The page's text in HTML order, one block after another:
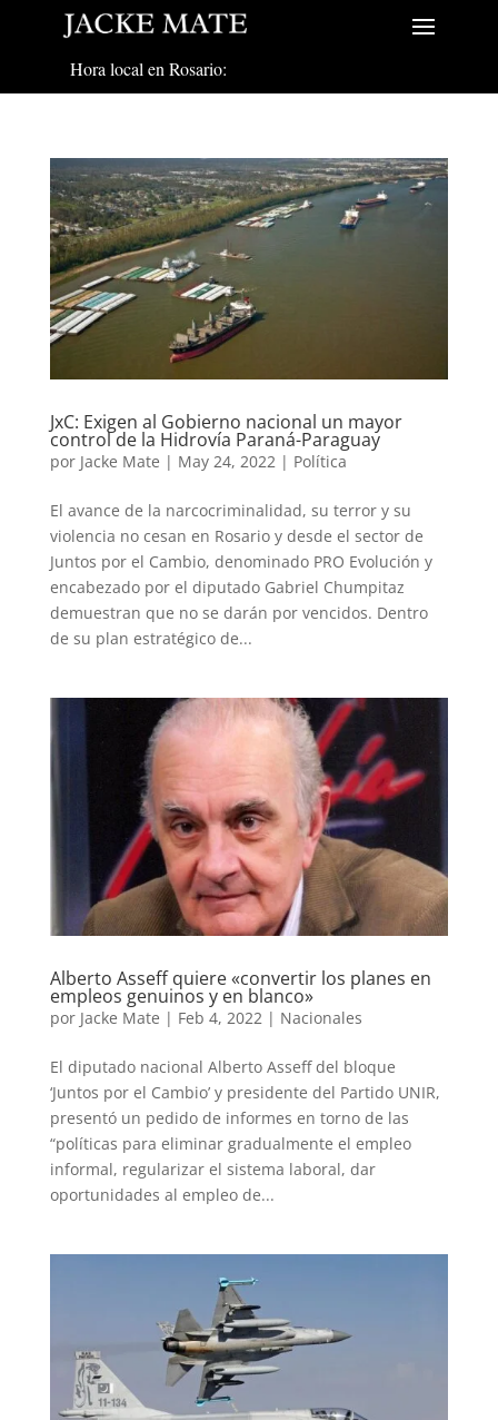
Hora local en Rosario:
JxC: Exigen al Gobierno nacional un mayor
control de la Hidrovía Paraná-Paraguay
por Jacke Mate | May 24, 2022| Política
El avance de la narcocriminalidad, su terror y su
violencia no cesan en Rosario y desde el sector de
Juntos por el Cambio, denominado PRO Evolución y
encabezado por el diputado Gabriel Chumpitaz
demuestran que no se darán por vencidos. Dentro
de su plan estratégico de...
Alberto Asseff quiere «convertir los planes en
empleos genuinos y en blanco»
por Jacke Mate | Feb 4, 2022| Nacionales
El diputado nacional Alberto Asseff del bloque
‘Juntos por el Cambio’ y presidente del Partido UNIR,
presentó un pedido de informes en torno de las
“políticas para eliminar gradualmente el empleo
informal, regularizar el sistema laboral, dar
oportunidades al empleo de...